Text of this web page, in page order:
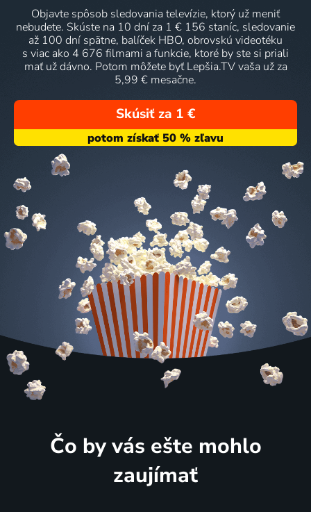
Objavte spôsob sledovania televízie, ktorý už meniť
nebudete. Skúste na 10 dní za 1 € 156 staníc, sledovanie
až 100 dní spätne, balíček HBO, obrovskú videotéku
s viac ako 4 676 filmami a funkcie, ktoré by ste si priali
mať už dávno. Potom môžete byť Lepšia.TV vaša už za
5,99 € mesačne.
Skúsiť za 1 €
Čo by vás ešte mohlo
zaujímať